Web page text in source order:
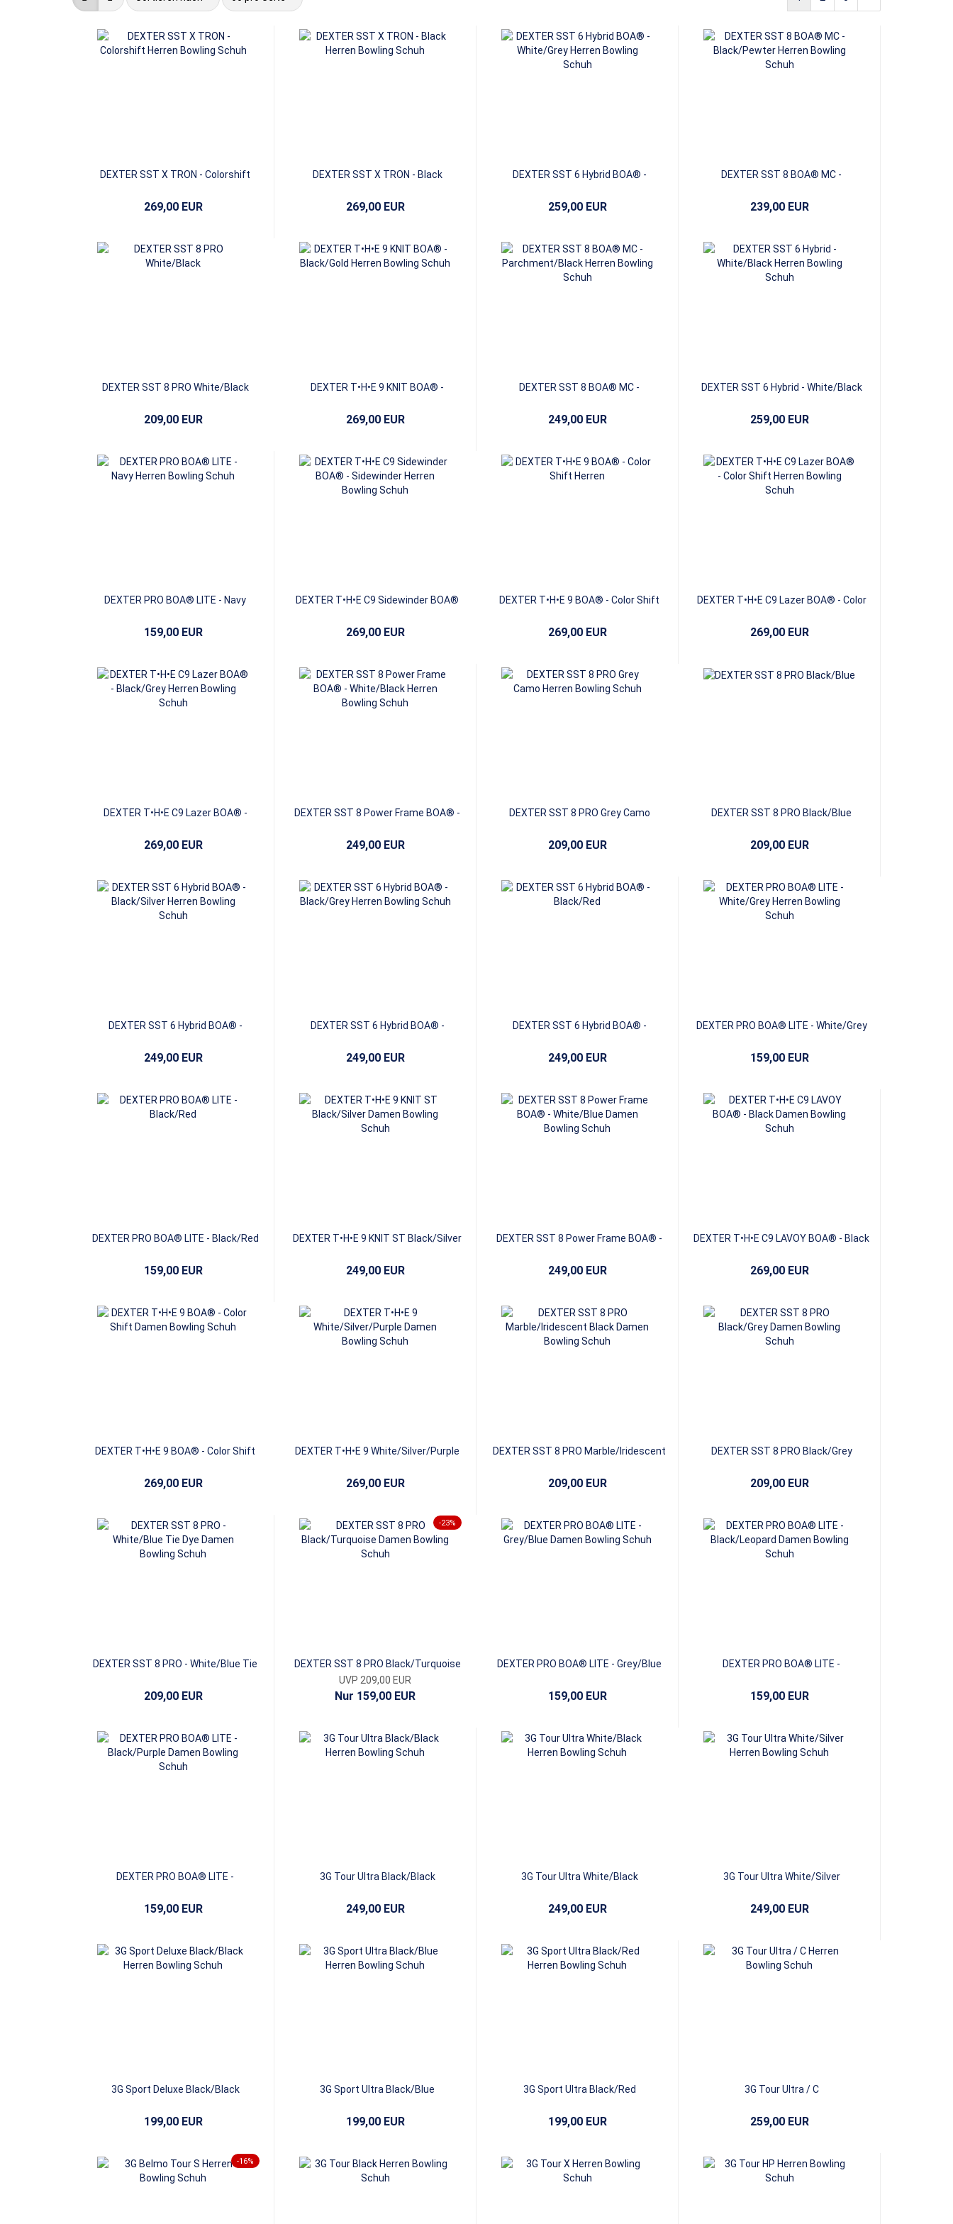
DEXTER SST X TRON - Colorshift
269,00 EUR
DEXTER SST X TRON - Black
269,00 EUR
DEXTER SST 6 Hybrid BOA® -
259,00 EUR
DEXTER SST 8 BOA® MC -
239,00 EUR
DEXTER SST 8 PRO White/Black
209,00 EUR
DEXTER T•H•E 9 KNIT BOA® -
269,00 EUR
DEXTER SST 8 BOA® MC -
249,00 EUR
DEXTER SST 6 Hybrid - White/Black
259,00 EUR
DEXTER PRO BOA® LITE - Navy
159,00 EUR
DEXTER T•H•E C9 Sidewinder BOA®
269,00 EUR
DEXTER T•H•E 9 BOA® - Color Shift
269,00 EUR
DEXTER T•H•E C9 Lazer BOA® - Color
269,00 EUR
DEXTER T•H•E C9 Lazer BOA® -
269,00 EUR
DEXTER SST 8 Power Frame BOA® -
249,00 EUR
DEXTER SST 8 PRO Grey Camo
209,00 EUR
DEXTER SST 8 PRO Black/Blue
209,00 EUR
DEXTER SST 6 Hybrid BOA® -
249,00 EUR
DEXTER SST 6 Hybrid BOA® -
249,00 EUR
DEXTER SST 6 Hybrid BOA® -
249,00 EUR
DEXTER PRO BOA® LITE - White/Grey
159,00 EUR
DEXTER PRO BOA® LITE - Black/Red
159,00 EUR
DEXTER T•H•E 9 KNIT ST Black/Silver
249,00 EUR
DEXTER SST 8 Power Frame BOA® -
249,00 EUR
DEXTER T•H•E C9 LAVOY BOA® - Black
269,00 EUR
DEXTER T•H•E 9 BOA® - Color Shift
269,00 EUR
DEXTER T•H•E 9 White/Silver/Purple
269,00 EUR
DEXTER SST 8 PRO Marble/Iridescent
209,00 EUR
DEXTER SST 8 PRO Black/Grey
209,00 EUR
DEXTER SST 8 PRO - White/Blue Tie
209,00 EUR
-23%
DEXTER SST 8 PRO Black/Turquoise
UVP 209,00 EUR
Nur 159,00 EUR
DEXTER PRO BOA® LITE - Grey/Blue
159,00 EUR
DEXTER PRO BOA® LITE -
159,00 EUR
DEXTER PRO BOA® LITE -
159,00 EUR
3G Tour Ultra Black/Black
249,00 EUR
3G Tour Ultra White/Black
249,00 EUR
3G Tour Ultra White/Silver
249,00 EUR
3G Sport Deluxe Black/Black
199,00 EUR
3G Sport Ultra Black/Blue
199,00 EUR
3G Sport Ultra Black/Red
199,00 EUR
3G Tour Ultra / C
259,00 EUR
-16%